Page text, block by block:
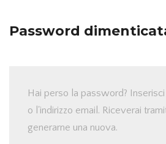
Password
Hai perso la password?
o l'indirizzo email. Riceverai
generarne una nuova.